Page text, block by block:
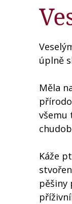
úplně
Měla
všemu
Káže
pěšiny